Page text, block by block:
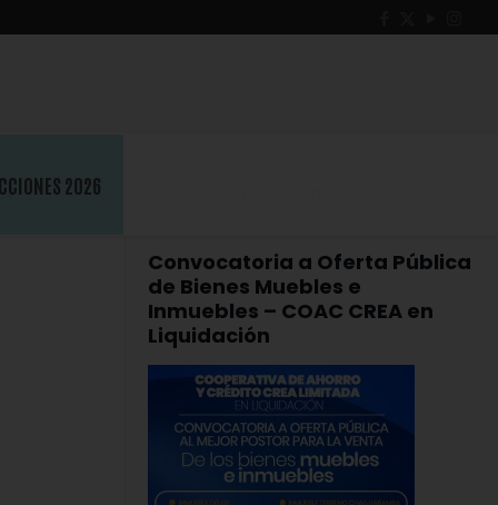
2026
Convocatoria a Oferta Pública
de Bienes Muebles e
Inmuebles – COAC CREA en
Liquidación